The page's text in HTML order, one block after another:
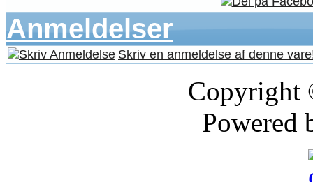
Anmeldelser
Skriv en anmeldelse af denne
Powered